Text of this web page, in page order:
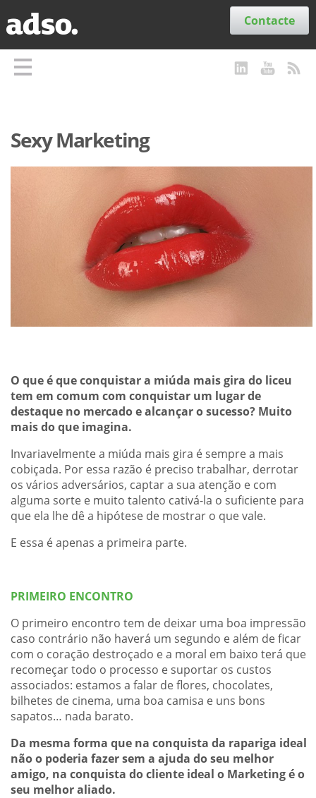
Contacte
Sexy Marketing
O que é que conquistar a miúda mais gira do liceu
tem em comum com conquistar um lugar de
destaque no mercado e alcançar o sucesso? Muito
mais do que imagina.
Invariavelmente a miúda mais gira é sempre a mais
cobiçada. Por essa razão é preciso trabalhar, derrotar
os vários adversários, captar a sua atenção e com
alguma sorte e muito talento cativá-la o suficiente para
que ela lhe dê a hipótese de mostrar o que vale.
E essa é apenas a primeira parte.
PRIMEIRO ENCONTRO
O primeiro encontro tem de deixar uma boa impressão
caso contrário não haverá um segundo e além de ficar
com o coração destroçado e a moral em baixo terá que
recomeçar todo o processo e suportar os custos
associados: estamos a falar de flores, chocolates,
bilhetes de cinema, uma boa camisa e uns bons
sapatos… nada barato.
Da mesma forma que na conquista da rapariga ideal
não o poderia fazer sem a ajuda do seu melhor
amigo, na conquista do cliente ideal o Marketing é o
seu melhor aliado.